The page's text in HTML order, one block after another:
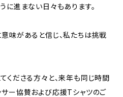
に進まない日々もあります。
味があると信じ、私たちは挑戦
くださる方々と、来年も同じ時間
サー協賛および応援Tシャツのご